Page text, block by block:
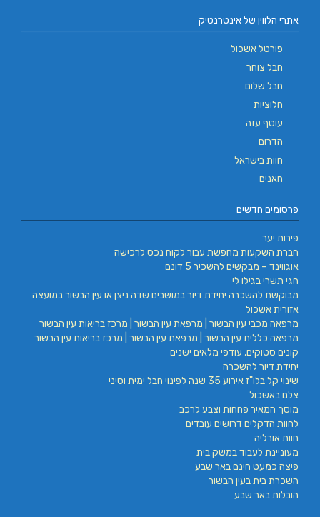
אתרי הלווין של אינטרנטיק
פורטל אשכול
חבל צוחר
חבל שלום
חלוציות
עוטף עזה
הדרום
חוות בישראל
חאנים
פרסומים חדשים
פירות יער
חברת השקעות מחפשת עבור לקוח נכס לרכישה
אוגווינד – מבקשים להשכיר 5 דונם
חגי תשרי בגילו לי
מבוקשת להשכרה יחידת דיור במושבים שדה ניצן או עין הבשור במועצה
אזורית אשכול
מרפאה מכבי עין הבשור | מרפאת עין הבשור | מרכז בריאות עין הבשור
מרפאה כללית עין הבשור | מרפאת עין הבשור | מרכז בריאות עין הבשור
קונים סטוקים, עודפי מלאים ישנים
יחידת דיור להשכרה
שינוי קל בלו"ז אירוע 35 שנה לפינוי חבל ימית וסיני
צלם באשכול
מוסך המאיר פחחות וצבע לרכב
לחוות הדקלים דרושים עובדים
חוות אורליה
מעוניינת לעבוד במשק בית
פיצה כמעט חינם באר שבע
השכרת בית בעין הבשור
הובלות באר שבע